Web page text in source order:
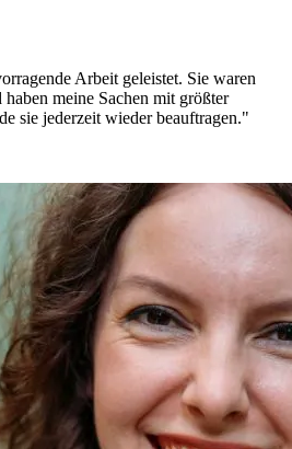
Arbeit geleistet. Sie waren
meine Sachen mit größter
sie jederzeit wieder beauftragen."